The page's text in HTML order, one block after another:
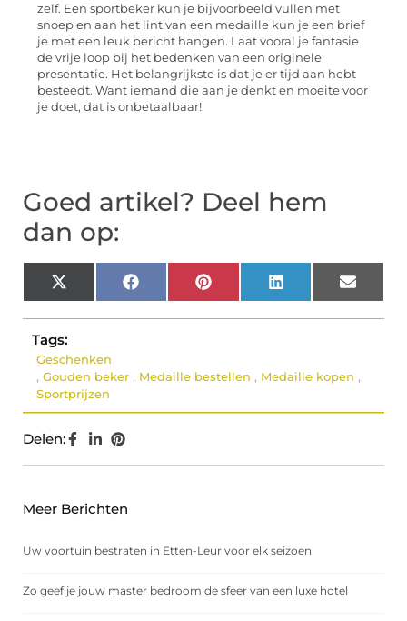
zelf. Een sportbeker kun je bijvoorbeeld vullen met
snoep en aan het lint van een medaille kun je een brief
je met een leuk bericht hangen. Laat vooral je fantasie
de vrije loop bij het bedenken van een originele
presentatie. Het belangrijkste is dat je er tijd aan hebt
besteedt. Want iemand die aan je denkt en moeite voor
je doet, dat is onbetaalbaar!
Goed artikel? Deel hem
dan op:
X
(Twitter)
Facebook Pinterest LinkedIn Email
Tags:
Geschenken
, Gouden beker , Medaille bestellen , Medaille kopen ,
Sportprijzen
Delen:
Meer Berichten
Uw voortuin bestraten in Etten-Leur voor elk seizoen
Zo geef je jouw master bedroom de sfeer van een luxe hotel